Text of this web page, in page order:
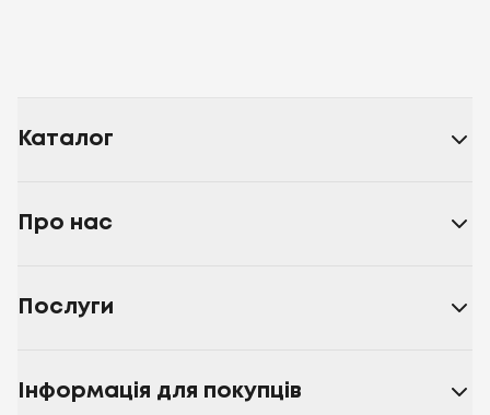
Каталог
Про нас
Послуги
Інформація для покупців